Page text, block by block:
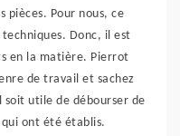
pièces. Pour nous, ce
Donc, il est
en la matière. Pierrot
de travail et sachez
soit utile de débourser de
ont été établis.